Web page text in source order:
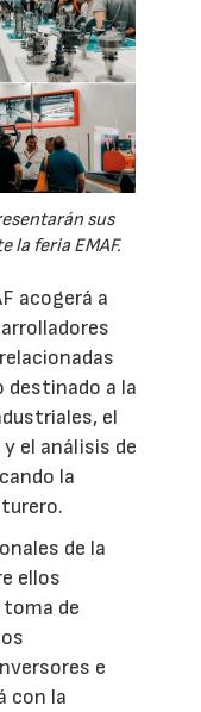
sus
la feria EMAF.
acogerá a
destinado a la
el
el análisis de
la
de la
ellos
de
e
con la